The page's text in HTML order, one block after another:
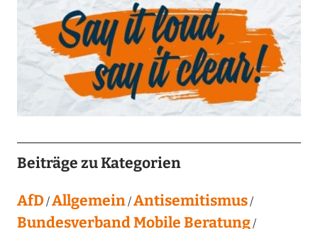
Beiträge zu Kategorien
AfD Allgemein Antisemitismus
Bundesverband Mobile Beratung